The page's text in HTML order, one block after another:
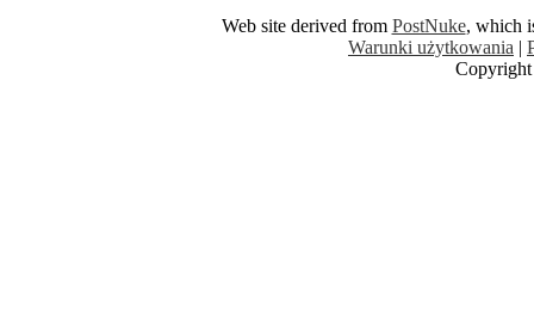
Web site derived from PostNuke, which
Warunki użytkowania |